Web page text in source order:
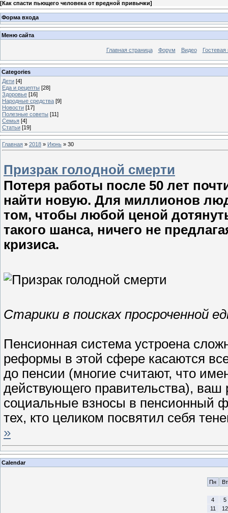
[Как спасти пьющего человека от вредной привычки]
Форма входа
Меню сайта
Главная страница Форум Видео Гостевая
Categories
Дети [4]
Еда и рецепты [28]
Здоровье [16]
Народные средства [9]
Новости [17]
Полезные советы [11]
Семья [4]
Статьи [19]
Главная » 2018 » Июнь » 30
Призрак голодной смерти
Потеря работы после 50 лет
найти новую. Для миллионов
том, чтобы любой ценой
такого шанса, ничего не
кризиса.
Старики в поисках просроченной
Пенсионная система устроена
реформы в этой сфере касаются
до пенсии (многие считают, что
действующего правительства), ваш
социальные взносы в пенсионный
тех, кто целиком посвятил себя
»
Calendar
Пн Вт
4
5
11
12